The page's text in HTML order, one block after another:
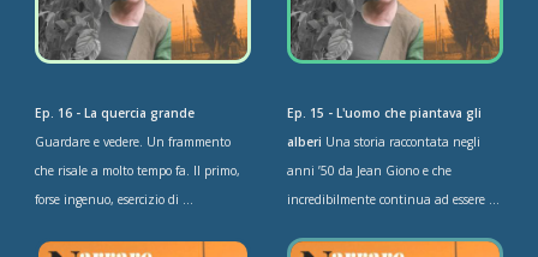
Ep. 16 - La quercia grande
Guardare e vedere. Un frammento
che risale a molto tempo fa. Il primo,
forse ingenuo, esercizio di ...
Ep. 15 - L'uomo che piantava gli
alberi Una storia raccontata negli
anni ’50 da Jean Giono e che
incredibilmente continua ad essere ...